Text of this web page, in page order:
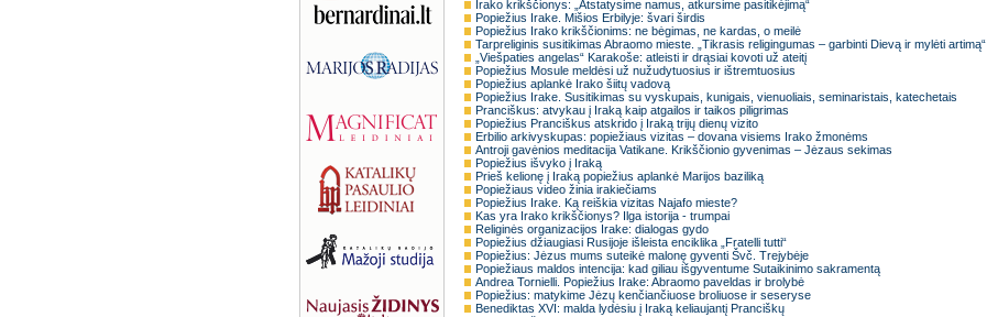
Irako krikščionys: „Atstatysime namus, atkursime pasitikėjimą“
Popiežius Irake. Mišios Erbilyje: švari širdis
Popiežius Irako krikščionims: ne bėgimas, ne kardas, o meilė
Tarpreliginis susitikimas Abraomo mieste. „Tikrasis religingumas – garbinti Dievą ir mylėti artimą“
„Viešpaties angelas“ Karakoše: atleisti ir drąsiai kovoti už ateitį
Popiežius Mosule meldėsi už nužudytuosius ir ištremtuosius
Popiežius aplankė Irako šiitų vadovą
Popiežius Irake. Susitikimas su vyskupais, kunigais, vienuoliais, seminaristais, katechetais
Pranciškus: atvykau į Iraką kaip atgailos ir taikos piligrimas
Popiežius Pranciškus atskrido į Iraką trijų dienų vizito
Erbilio arkivyskupas: popiežiaus vizitas – dovana visiems Irako žmonėms
Antroji gavėnios meditacija Vatikane. Krikščionio gyvenimas – Jėzaus sekimas
Popiežius išvyko į Iraką
Prieš kelionę į Iraką popiežius aplankė Marijos baziliką
Popiežiaus video žinia irakiečiams
Popiežius Irake. Ką reiškia vizitas Najafo mieste?
Kas yra Irako krikščionys? Ilga istorija - trumpai
Religinės organizacijos Irake: dialogas gydo
Popiežius džiaugiasi Rusijoje išleista enciklika „Fratelli tutti“
Popiežius: Jėzus mums suteikė malonę gyventi Švč. Trejybėje
Popiežiaus maldos intencija: kad giliau išgyventume Sutaikinimo sakramentą
Andrea Tornielli. Popiežius Irake: Abraomo paveldas ir brolybė
Popiežius: matykime Jėzų kenčiančiuose broliuose ir seseryse
Benediktas XVI: malda lydėsiu į Iraką keliaujantį Pranciškų